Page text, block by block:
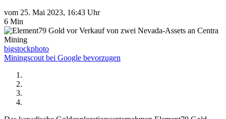
vom 25. Mai 2023, 16:43 Uhr
6 Min
bigstockphoto
Miningscout bei Google bevorzugen